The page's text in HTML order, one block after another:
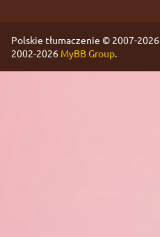
Polskie tłumaczenie © 2007-2026
2002-2026 MyBB Group.